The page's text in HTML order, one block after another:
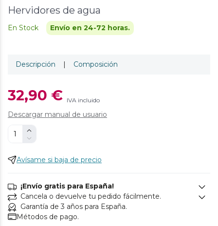
Hervidores de agua
En Stock Envío en 24-72 horas.
Descripción | Composición
32,90 € IVA incluido
Descargar manual de usuario
Avísame si baja de precio
¡Envío gratis para España!
Cancela o devuelve tu pedido fácilmente.
Garantía de 3 años para España.
Métodos de pago.